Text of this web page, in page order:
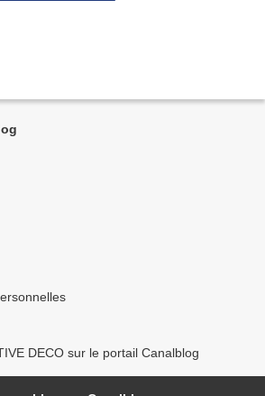
DECO sur le portail Canalblog